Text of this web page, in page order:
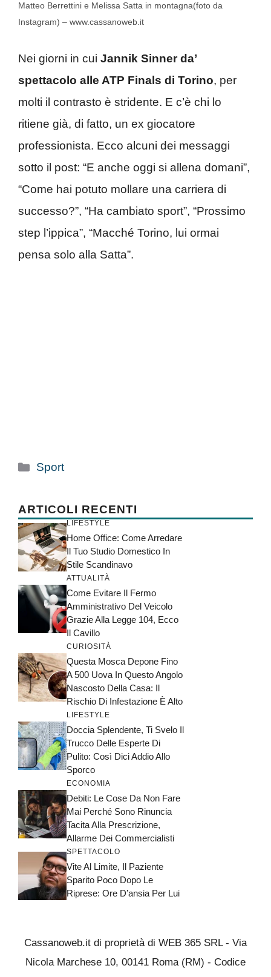
Matteo Berrettini e Melissa Satta in montagna(foto da
Instagram) – www.cassanoweb.it
Nei giorni in cui Jannik Sinner da’
spettacolo alle ATP Finals di Torino, per
molti il contrasto è stridente. E c’è chi lo
ritiene già, di fatto, un ex giocatore
professionista. Ecco alcuni dei messaggi
sotto il post: “E anche oggi si allena domani”,
“Come hai potuto mollare una carriera di
successo?”, “Ha cambiato sport”, “Prossimo
step l’ippica”, “Macché Torino, lui ormai
pensa solo alla Satta”.
Categorie
Sport
ARTICOLI RECENTI
LIFESTYLE
Home Office: Come Arredare
Il Tuo Studio Domestico In
Stile Scandinavo
ATTUALITÀ
Come Evitare Il Fermo
Amministrativo Del Veicolo
Grazie Alla Legge 104, Ecco
Il Cavillo
CURIOSITÀ
Questa Mosca Depone Fino
A 500 Uova In Questo Angolo
Nascosto Della Casa: Il
Rischio Di Infestazione È Alto
LIFESTYLE
Doccia Splendente, Ti Svelo Il
Trucco Delle Esperte Di
Pulito: Così Dici Addio Allo
Sporco
ECONOMIA
Debiti: Le Cose Da Non Fare
Mai Perché Sono Rinuncia
Tacita Alla Prescrizione,
Allarme Dei Commercialisti
SPETTACOLO
Vite Al Limite, Il Paziente
Sparito Poco Dopo Le
Riprese: Ore D’ansia Per Lui
Cassanoweb.it di proprietà di WEB 365 SRL - Via
Nicola Marchese 10, 00141 Roma (RM) - Codice